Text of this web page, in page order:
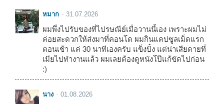
หมาก 31.07.2026
ผมพึ่งไปรับของที่ไปรษณีย์เมื่อวานนี้เอง เพราะผมไม่
ค่อยสะดวกให้ส่งมาที่คอนโด ผมกินแคปซูลเม็ดแรก
ตอนเช้า แค่ 30 นาทีเองครับ แข็งปั๋ง แต่น่าเสียดายที่
เมียไปทำงานแล้ว ผมเลยต้องดูหนังโป๊แก้ขัดไปก่อน
:)
นาง 01.08.2026